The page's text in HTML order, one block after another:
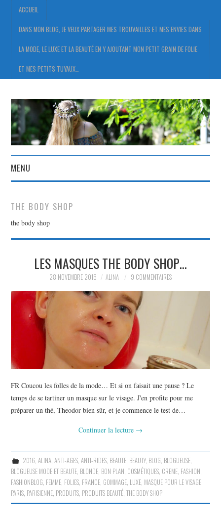
ACCUEIL
DANS MON BLOG, JE VEUX PARTAGER MES TROUVAILLES ET MES ENVIES DANS
LA MODE, LE LUXE ET LA BEAUTÉ EN Y AJOUTANT MON PETIT GRAIN DE FOLIE
ET MES PETITS TUYAUX…
MENU
DANS MON BLOG, JE VEUX
PARTAGER MES
TROUVAILLES ET MES
ENVIES DANS LA MODE, LE
LUXE ET LA BEAUTÉ EN Y
AJOUTANT MON PETIT
GRAIN DE FOLIE ET MES
PETITS TUYAUX…
THE BODY SHOP
the body shop
LES MASQUES THE BODY SHOP…
28 NOVEMBRE 2016 ALINA 9 COMMENTAIRES
FR Coucou les folles de la mode… Et si on faisait une pause ? Le
temps de se tartiner un masque sur le visage. J'en profite pour me
préparer un thé, Theodor bien sûr, et je commence le test de…
Continuer la lecture →
2016 ALINA, ANTI-AGES, ANTI-RIDES, BEAUTE, BEAUTY, BLOG BLOGUEUSE,
BLOGUEUSE MODE ET BEAUTE BLONDE BON PLAN COSMÉTIQUES CREME FASHION
FASHIONBLOG FEMME FOLIES FRANCE GOMMAGE LUXE MASQUE POUR LE VISAGE
PARIS PARISIENNE PRODUITS PRODUITS BEAUTÉ ,THE BODY SHOP